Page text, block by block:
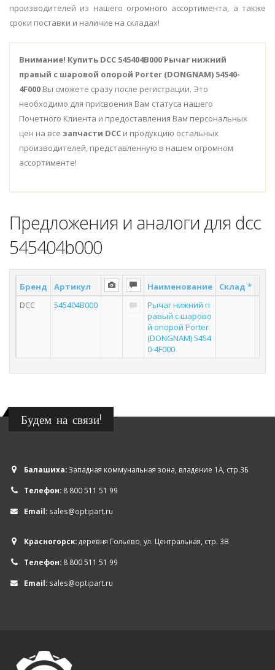
производителей из нашего огромного ассортимента, а также
сроки поставки и наличие на складах!
Внимание! Купить DCC 545404B000 Рычаг нижний
правый с шаровой опорой Porter (DONGNAM) 54540-
4F000 Вы сможете сразу после регистрации. Это
необходимо для присвоения Вам статуса нашего
Почетного Клиента и предоставления Вам персональных
цен на все запчасти DCC и продукцию остальных
производителей, представленную в нашем огромном
ассортименте!
Предложения и аналоги для dcc
545404b000
Бренд Артикул Наименование Склад *
DCC
545404B000
Рычаг нижний п
равый с шарово
й опорой Porter
(DONGNAM) 5454
0-4F000
Будем на связи!
Балашиха:Западная коммунальная зона, владение 1А, стр.3Б
Телефон: 8 800 511 51 99
Email: sales@optipart.ru
Красногорск:деревня Гольево, ул. Центральная, стр. 3В
Телефон: 8 800 511 51 99
Email: sales@optipart.ru